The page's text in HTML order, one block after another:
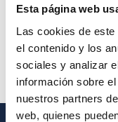
Esta página web
Las cookies de
el contenido y los
sociales y analizar
información sobre
nuestros partners
web, quienes